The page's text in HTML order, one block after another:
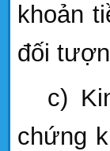
khoản
đối
c)
chứng